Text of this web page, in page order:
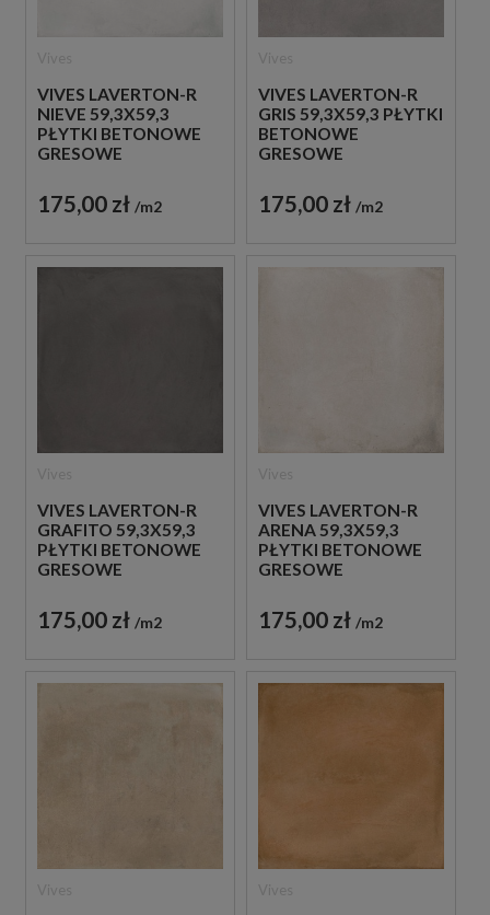
VIVES LAVERTON-R
NIEVE 59,3X59,3
PŁYTKI BETONOWE
GRESOWE
175,00 zł m2
VIVES LAVERTON-R
GRIS 59,3X59,3 PŁYTKI
BETONOWE
GRESOWE
175,00 zł m2
VIVES LAVERTON-R
GRAFITO 59,3X59,3
PŁYTKI BETONOWE
GRESOWE
175,00 zł m2
VIVES LAVERTON-R
ARENA 59,3X59,3
PŁYTKI BETONOWE
GRESOWE
175,00 zł m2